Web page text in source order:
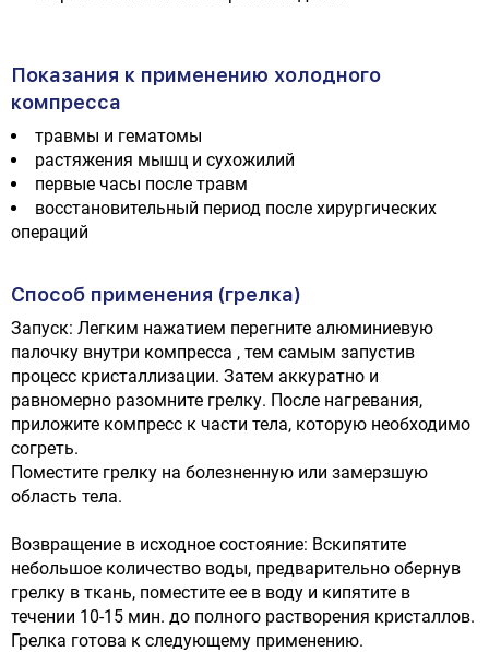
Показания к применению холодного
компресса
травмы и гематомы
растяжения мышц и сухожилий
первые часы после травм
восстановительный период после хирургических
операций
Способ применения (грелка)
Запуск: Легким нажатием перегните алюминиевую
палочку внутри компресса , тем самым запустив
процесс кристаллизации. Затем аккуратно и
равномерно разомните грелку. После нагревания,
приложите компресс к части тела, которую необходимо
согреть.
Поместите грелку на болезненную или замерзшую
область тела.
Возвращение в исходное состояние: Вскипятите
небольшое количество воды, предварительно обернув
грелку в ткань, поместите ее в воду и кипятите в
течении 10-15 мин. до полного растворения кристаллов.
Грелка готова к следующему применению.